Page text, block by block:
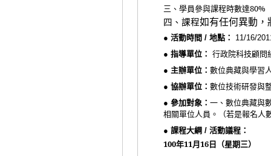
三、學員參與課程時數達80%
四、課程如有任何異動，
● 活動時間 / 地點：
11/16/
● 指導單位： 行政院科技顧問
● 主辦單位： 數位典藏與學習
● 協辦單位： 數位技術研發與
● 參加對象： 一、數位典藏與
相關單位人員。（若是報名人
● 課程大綱 / 活動議程：
100年11月16日（星期三）